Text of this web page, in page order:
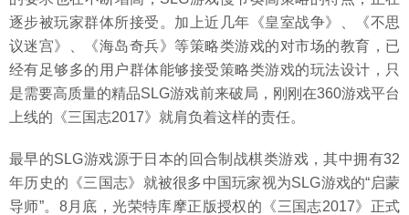
逐步被玩家群体所接受。加上近几年《皇室战争》、《不思
议迷宫》、《海岛奇兵》等策略类游戏的对市场的教育，已
经有足够多的用户群体能够接受策略类游戏的玩法设计，只
是需要高质量的精品SLG游戏前来破局，刚刚在360游戏平台
上线的《三国志2017》就肩负着这样的责任。
最早的SLG游戏源于日本的回合制战棋类游戏，其中拥有32
年历史的《三国志》就被很多中国玩家视为SLG游戏的“启蒙
导师”。8月底，光荣特库摩正版授权的《三国志2017》正式